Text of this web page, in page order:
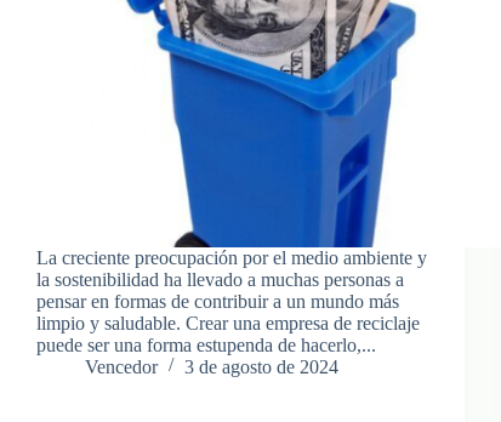
La creciente preocupación por el medio ambiente y
la sostenibilidad ha llevado a muchas personas a
pensar en formas de contribuir a un mundo más
limpio y saludable. Crear una empresa de reciclaje
puede ser una forma estupenda de hacerlo,...
Vencedor
3 de agosto de 2024